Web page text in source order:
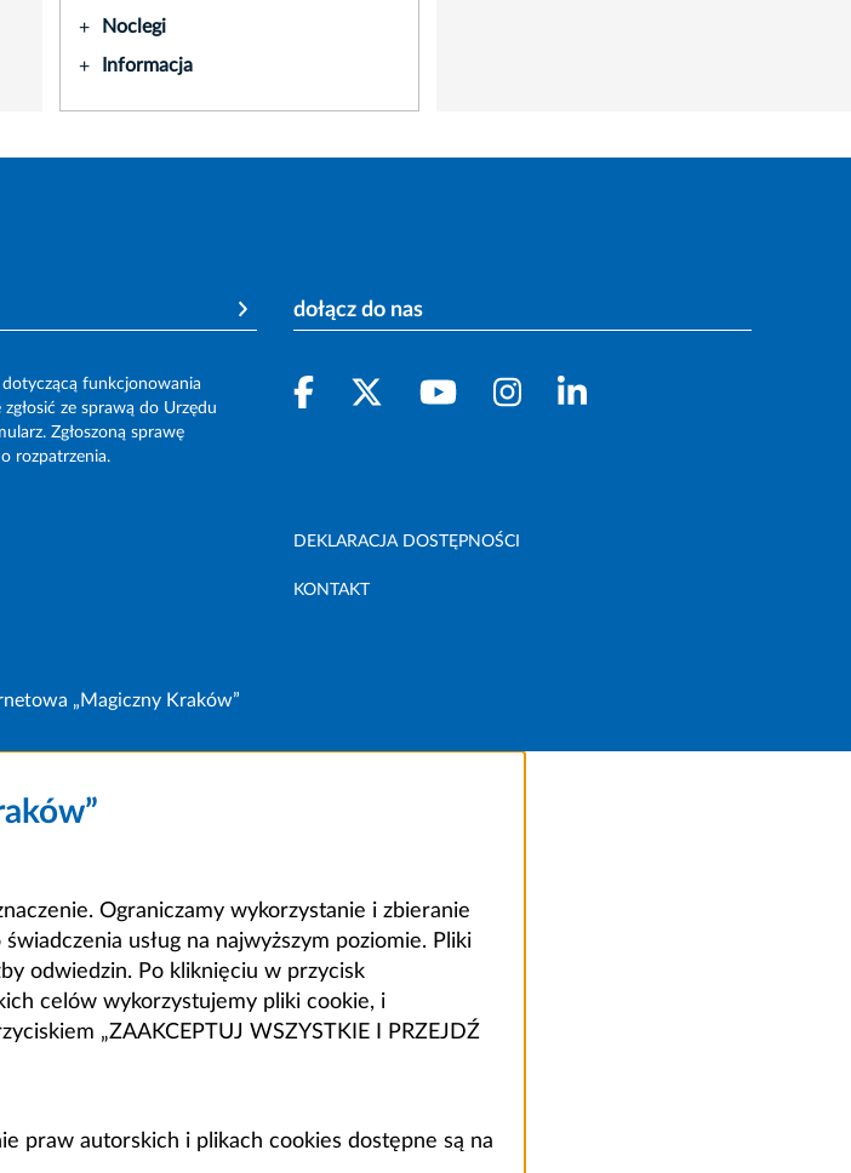
+ Noclegi
+ Informacja
dotyczącą funkcjonowania
ze sprawą do Urzędu
Zgłoszoną sprawę
rozpatrzenia.
dołącz do nas
DEKLARACJA DOSTĘPNOŚCI
KONTAKT
„Magiczny Kraków”
Ograniczamy wykorzystanie i zbieranie
usług na najwyższym poziomie. Pliki
odwiedzin. Po kliknięciu w przycisk
celów wykorzystujemy pliki cookie, i
„ZAAKCEPTUJ WSZYSTKIE I PRZEJDŹ
praw autorskich i plikach cookies dostępne są na